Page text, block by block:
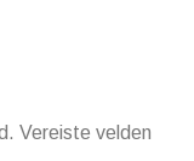
Vereiste velden